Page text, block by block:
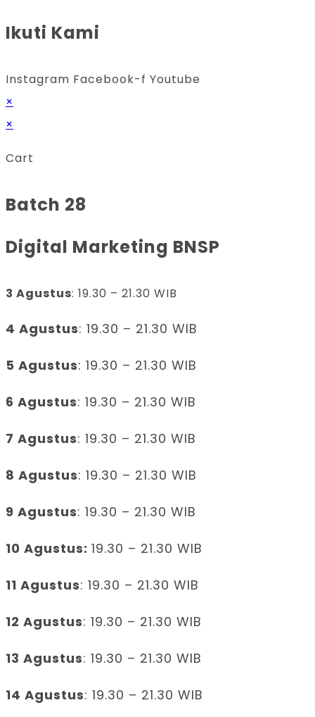
Ikuti Kami
Instagram Facebook-f Youtube
×
×
Cart
Batch 28
Digital Marketing BNSP
3 Agustus: 19.30 – 21.30 WIB
4 Agustus: 19.30 – 21.30 WIB
5 Agustus: 19.30 – 21.30 WIB
6 Agustus: 19.30 – 21.30 WIB
7 Agustus: 19.30 – 21.30 WIB
8 Agustus: 19.30 – 21.30 WIB
9 Agustus: 19.30 – 21.30 WIB
10 Agustus: 19.30 – 21.30 WIB
11 Agustus: 19.30 – 21.30 WIB
12 Agustus: 19.30 – 21.30 WIB
13 Agustus: 19.30 – 21.30 WIB
14 Agustus: 19.30 – 21.30 WIB